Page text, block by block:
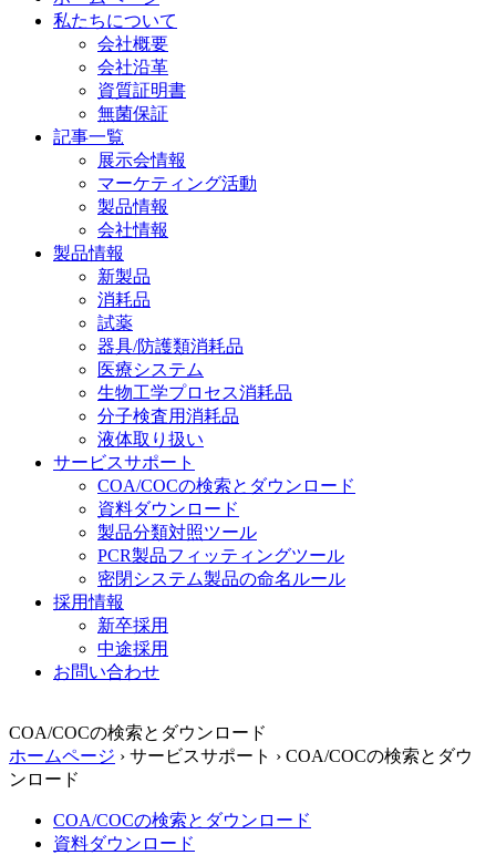
私たちについて
会社概要
会社沿革
資質証明書
無菌保証
記事一覧
展示会情報
マーケティング活動
製品情報
会社情報
製品情報
新製品
消耗品
試薬
器具/防護類消耗品
医療システム
生物工学プロセス消耗品
分子検査用消耗品
液体取り扱い
サービスサポート
COA/COCの検索とダウンロード
資料ダウンロード
製品分類対照ツール
PCR製品フィッティングツール
密閉システム製品の命名ルール
採用情報
新卒採用
中途採用
お問い合わせ
COA/COCの検索とダウンロード
ホームページ › サービスサポート › COA/COCの検索とダウ
ンロード
COA/COCの検索とダウンロード
資料ダウンロード